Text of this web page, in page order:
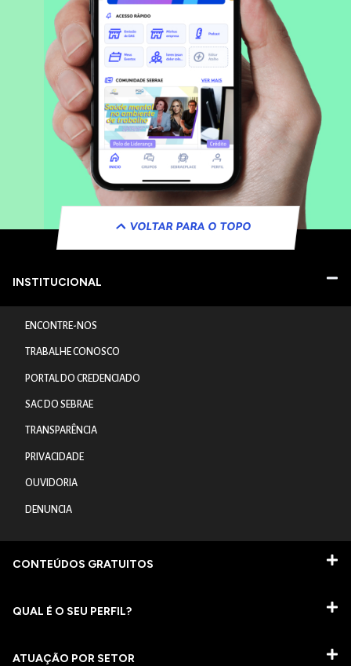
VOLTAR PARA O TOPO
INSTITUCIONAL
ENCONTRE-NOS
TRABALHE CONOSCO
PORTAL DO CREDENCIADO
SAC DO SEBRAE
TRANSPARÊNCIA
PRIVACIDADE
OUVIDORIA
DENUNCIA
CONTEÚDOS GRATUITOS
QUAL É O SEU PERFIL?
ATUAÇÃO POR SETOR